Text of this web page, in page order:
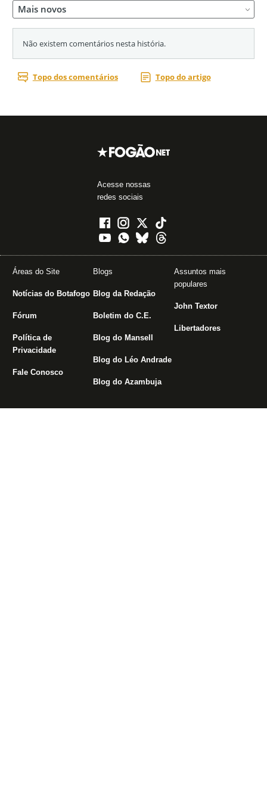
Acesse nossas
redes sociais
Áreas do Site
Notícias do Botafogo
Fórum
Política de
Privacidade
Fale Conosco
Blogs
Blog da Redação
Boletim do C.E.
Blog do Mansell
Blog do Léo Andrade
Blog do Azambuja
Assuntos mais
populares
John Textor
Libertadores